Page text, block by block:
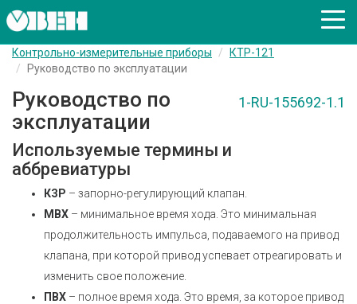
Контрольно-измерительные приборы
КТР-121
Руководство по эксплуатации
1-RU-155692-1.1
Руководство по
эксплуатации
Используемые термины и
аббревиатуры
КЗР – запорно-регулирующий клапан.
МВХ – минимальное время хода. Это минимальная
продолжительность импульса, подаваемого на привод
клапана, при которой привод успевает отреагировать и
изменить свое положение.
ПВХ – полное время хода. Это время, за которое привод